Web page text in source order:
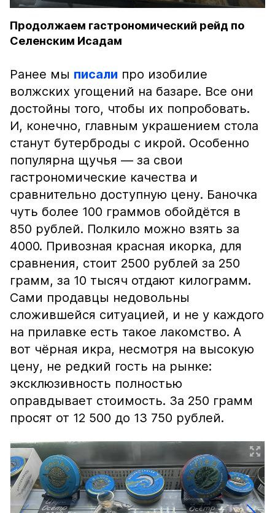
Продолжаем гастрономический рейд по
Селенским Исадам
Ранее мы писали про изобилие
волжских угощений на базаре. Все они
достойны того, чтобы их попробовать.
И, конечно, главным украшением стола
станут бутерброды с икрой. Особенно
популярна щучья — за свои
гастрономические качества и
сравнительно доступную цену. Баночка
чуть более 100 граммов обойдётся в
850 рублей. Полкило можно взять за
4000. Привозная красная икорка, для
сравнения, стоит 2500 рублей за 250
грамм, за 10 тысяч отдают килограмм.
Сами продавцы недовольны
сложившейся ситуацией, и не у каждого
на прилавке есть такое лакомство. А
вот чёрная икра, несмотря на высокую
цену, не редкий гость на рынке:
эксклюзивность полностью
оправдывает стоимость. За 250 грамм
просят от 12 500 до 13 750 рублей.